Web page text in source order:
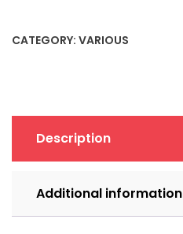
CATEGORY: VARIOUS
Description
Additional information